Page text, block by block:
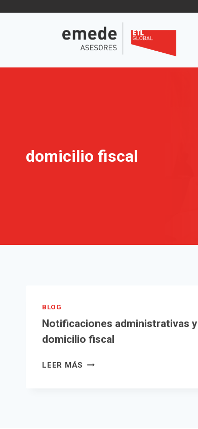
domicilio fiscal
BLOG
Notificaciones administrativas y
domicilio fiscal
LEER MÁS NOTIFICACIONES